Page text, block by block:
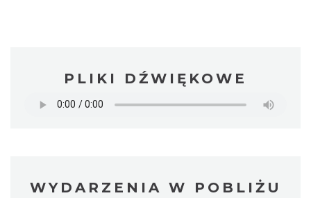
PLIKI DŹWIĘKOWE
WYDARZENIA W POBLIŻU